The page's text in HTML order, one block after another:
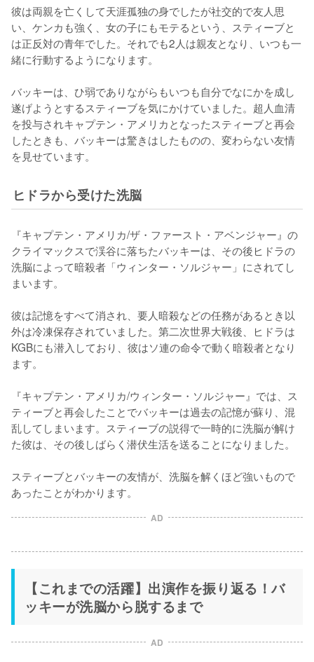
彼は両親を亡くして天涯孤独の身でしたが社交的で友人思
い、ケンカも強く、女の子にもモテるという、スティーブと
は正反対の青年でした。それでも2人は親友となり、いつも一
緒に行動するようになります。
バッキーは、ひ弱でありながらもいつも自分でなにかを成し
遂げようとするスティーブを気にかけていました。超人血清
を投与されキャプテン・アメリカとなったスティーブと再会
したときも、バッキーは驚きはしたものの、変わらない友情
を見せています。
ヒドラから受けた洗脳
『キャプテン・アメリカ/ザ・ファースト・アベンジャー』の
クライマックスで渓谷に落ちたバッキーは、その後ヒドラの
洗脳によって暗殺者「ウィンター・ソルジャー」にされてし
まいます。
彼は記憶をすべて消され、要人暗殺などの任務があるとき以
外は冷凍保存されていました。第二次世界大戦後、ヒドラは
KGBにも潜入しており、彼はソ連の命令で動く暗殺者となり
ます。
『キャプテン・アメリカ/ウィンター・ソルジャー』では、ス
ティーブと再会したことでバッキーは過去の記憶が蘇り、混
乱してしまいます。スティーブの説得で一時的に洗脳が解け
た彼は、その後しばらく潜伏生活を送ることになりました。
スティーブとバッキーの友情が、洗脳を解くほど強いもので
あったことがわかります。
AD
【これまでの活躍】出演作を振り返る！バ
ッキーが洗脳から脱するまで
AD